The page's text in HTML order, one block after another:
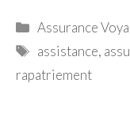
Catégories
Assurance
Étiquettes
assistance,
rapatriement